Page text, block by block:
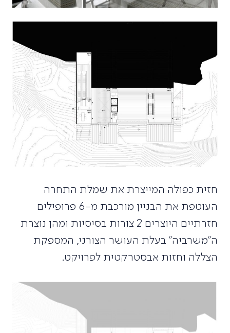
חזית כפולה המייצרת את שמלת התחרה
העוטפת את הבניין מורכבת מ-6 פרופילים
ה"משרביה" בעלת העושר הצורני, המספקת
הצללה וחזות אבסטרקטית לפרויקט.